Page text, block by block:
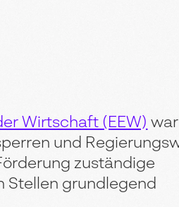
Wirtschaft (EEW)
und
zuständige
Stellen grundlegend